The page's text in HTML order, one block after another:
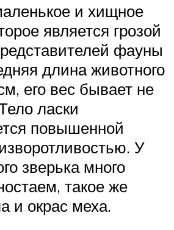
и хищное
является грозой
фауны
длина животного
его вес бывает не
ласки
повышенной
У
зверька много
такое же
и окрас меха.